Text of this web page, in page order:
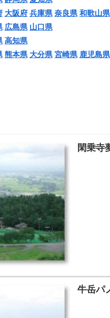
大阪府 兵庫県 奈良県 和歌山県
広島県 山口県
高知県
熊本県 大分県 宮崎県 鹿児島県
閑乗寺
牛岳パ